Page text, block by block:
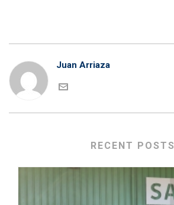
Juan Arriaza
RECENT POSTS